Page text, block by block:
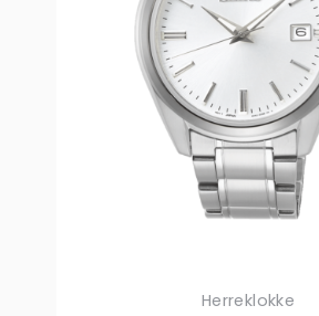
Herreklokke